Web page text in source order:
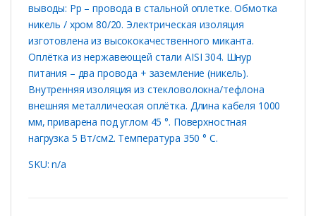
выводы: Рр – провода в стальной оплетке. Обмотка
никель / хром 80/20. Электрическая изоляция
изготовлена ​​из высококачественного миканта.
Оплётка из нержавеющей стали AISI 304. Шнур
питания – два провода + заземление (никель).
Внутренняя изоляция из стекловолокна/тефлона
внешняя металлическая оплётка. Длина кабеля 1000
мм, приварена под углом 45 °. Поверхностная
нагрузка 5 Вт/см2. Температура 350 ° C.
SKU: n/a